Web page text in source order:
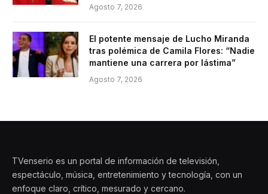
Agosto 7, 2026
El potente mensaje de Lucho Miranda
tras polémica de Camila Flores: “Nadie
mantiene una carrera por lástima”
Agosto 7, 2026
TVenserio es un portal de información de televisión,
espectáculo, música, entretenimiento y tecnología, con un
enfoque claro, crítico, mesurado y cercano.